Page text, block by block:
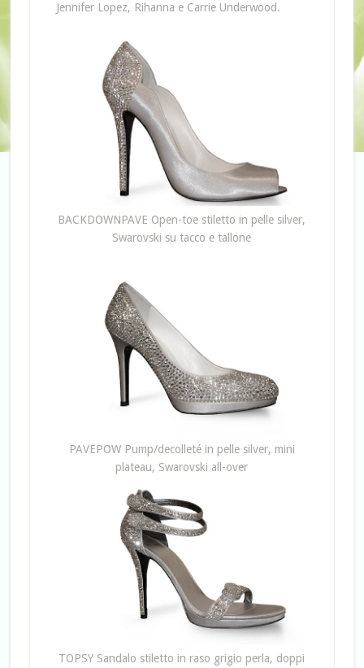
Jennifer Lopez, Rihanna e Carrie Underwood.
BACKDOWNPAVE Open-toe stiletto in pelle silver,
Swarovski su tacco e tallone
PAVEPOW Pump/decolleté in pelle silver, mini
plateau, Swarovski all-over
TOPSY Sandalo stiletto in raso grigio perla, doppi